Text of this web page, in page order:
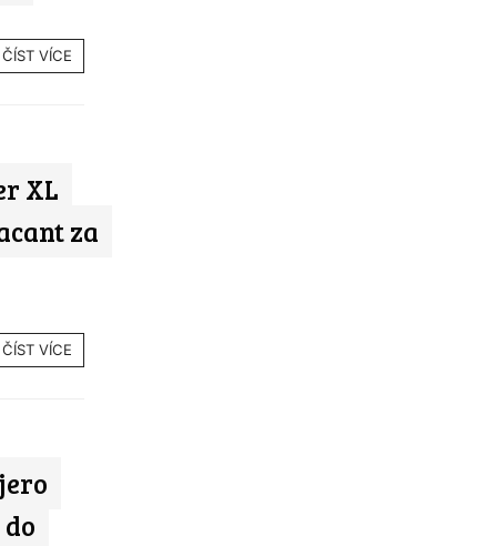
ČÍST VÍCE
XL
za
ČÍST VÍCE